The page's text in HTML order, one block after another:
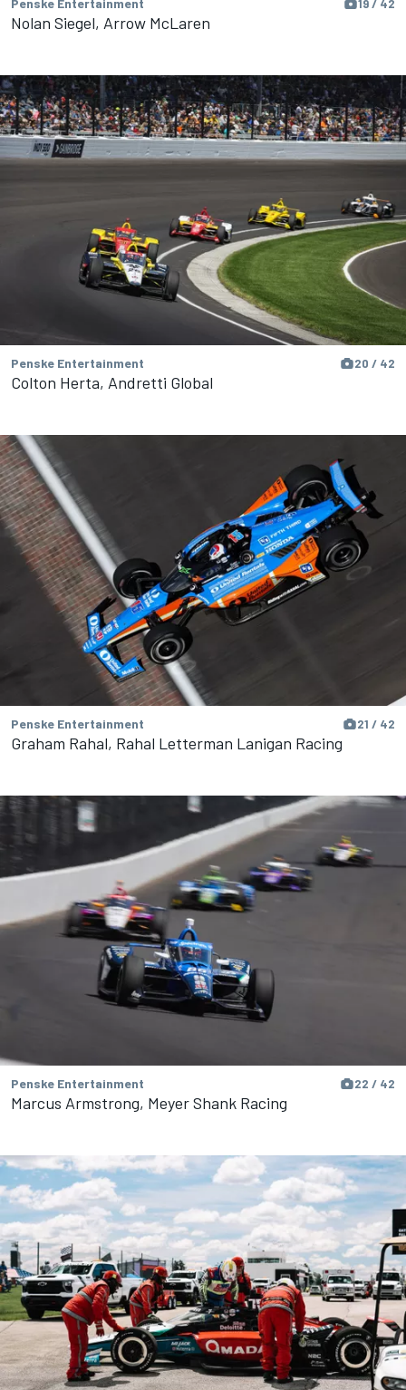
19 / 42
Nolan Siegel, Arrow McLaren
Penske Entertainment 20 / 42
Colton Herta, Andretti Global
Penske Entertainment 21 / 42
Graham Rahal, Rahal Letterman Lanigan Racing
Penske Entertainment 22 / 42
Marcus Armstrong, Meyer Shank Racing